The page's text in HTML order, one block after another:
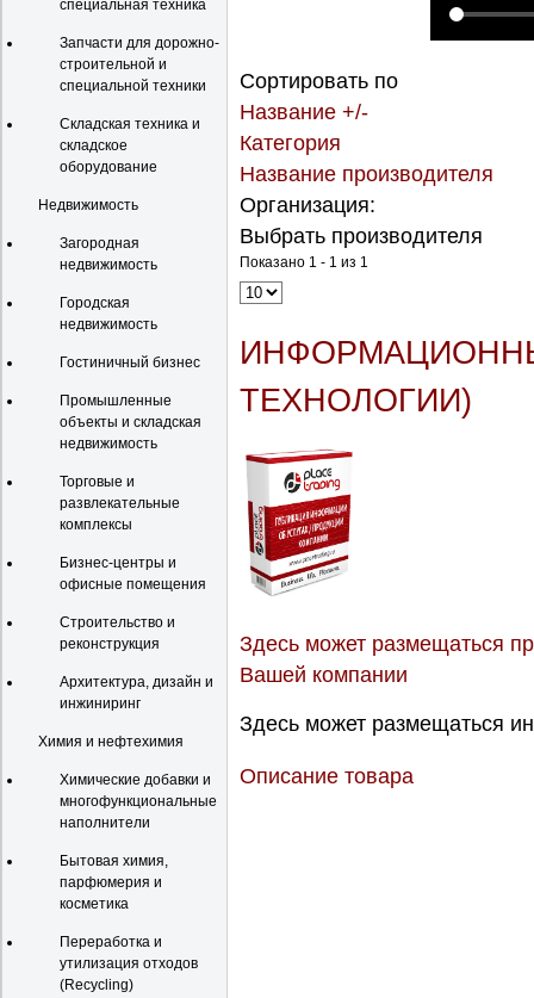
специальная техника
Запчасти для дорожно-
строительной и
специальной техники
Складская техника и
складское
оборудование
Недвижимость
Загородная
недвижимость
Городская
недвижимость
Гостиничный бизнес
Промышленные
объекты и складская
недвижимость
Торговые и
развлекательные
комплексы
Бизнес-центры и
офисные помещения
Строительство и
реконструкция
Архитектура, дизайн и
инжиниринг
Химия и нефтехимия
Химические добавки и
многофункциональные
наполнители
Бытовая химия,
парфюмерия и
косметика
Переработка и
утилизация отходов
(Recycling)
Сортировать по
Название +/-
Категория
Название производителя
Организация:
Выбрать производителя
Показано 1 - 1 из 1
ТЕХНОЛОГИИ)
Здесь может размещаться
Вашей компании
Здесь может размещаться
Описание товара